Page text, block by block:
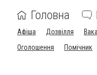
Головна
Афіша Дозвілля
Оголошення
Помічник